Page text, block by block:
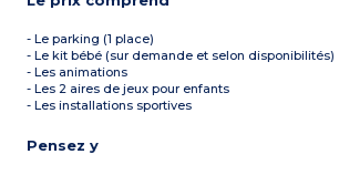
- Le parking (1 place)
- Le kit bébé (sur demande et selon disponibilités)
- Les animations
- Les 2 aires de jeux pour enfants
- Les installations sportives
Pensez y